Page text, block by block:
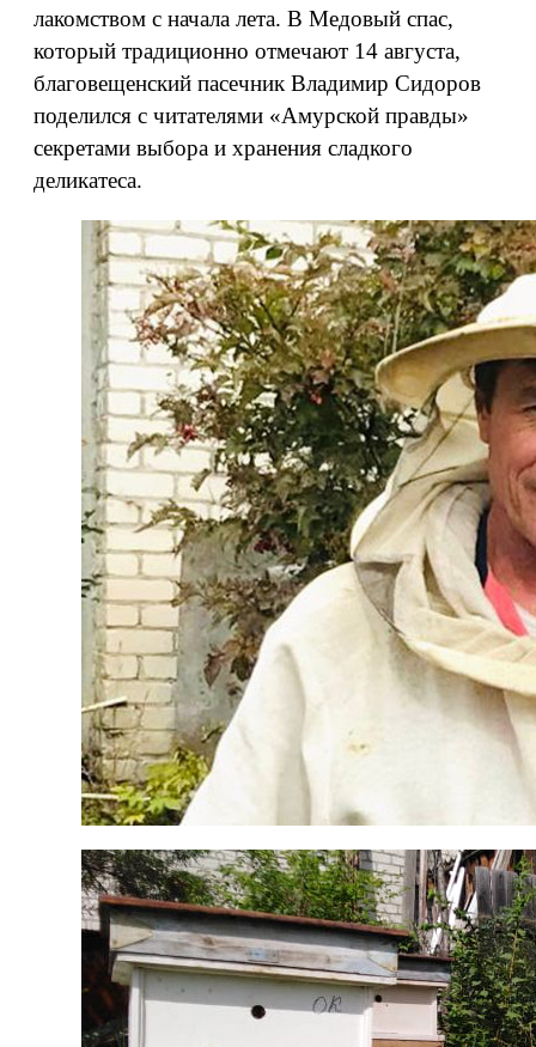
лакомством с начала лета. В Медовый спас,
который традиционно отмечают 14 августа,
благовещенский пасечник Владимир Сидоров
поделился с читателями «Амурской правды»
секретами выбора и хранения сладкого
деликатеса.